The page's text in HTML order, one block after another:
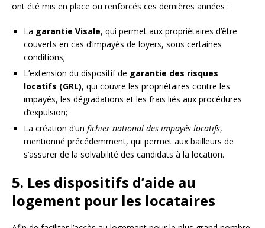
ont été mis en place ou renforcés ces dernières années :
La garantie Visale, qui permet aux propriétaires d’être
couverts en cas d’impayés de loyers, sous certaines
conditions;
L’extension du dispositif de garantie des risques
locatifs (GRL), qui couvre les propriétaires contre les
impayés, les dégradations et les frais liés aux procédures
d’expulsion;
La création d’un fichier national des impayés locatifs,
mentionné précédemment, qui permet aux bailleurs de
s’assurer de la solvabilité des candidats à la location.
5. Les dispositifs d’aide au
logement pour les locataires